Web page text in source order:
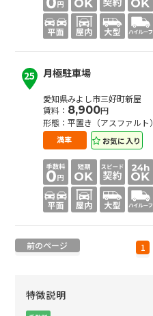
25 月極駐車場
愛知県みよし市三好町新屋
賃料： 8,900円
形態：平置き（アスファルト）
お気に入り
満車
前のページ 1
特徴説明